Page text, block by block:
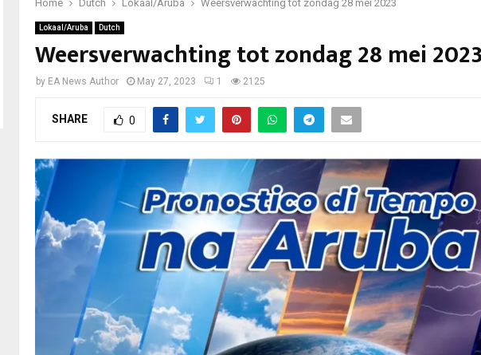
Home Dutch Lokaal/Aruba Weersverwachting tot zondag 28 mei 2023
Lokaal/Aruba Dutch
Weersverwachting tot zondag 28 mei
by EA News Author May 27, 2023 1 2125
SHARE 0